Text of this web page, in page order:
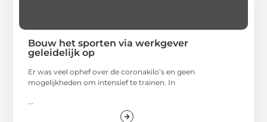
Bouw het sporten via werkgever
geleidelijk op
Er was veel ophef over de coronakilo’s en geen
mogelijkheden om intensief te trainen. In
...